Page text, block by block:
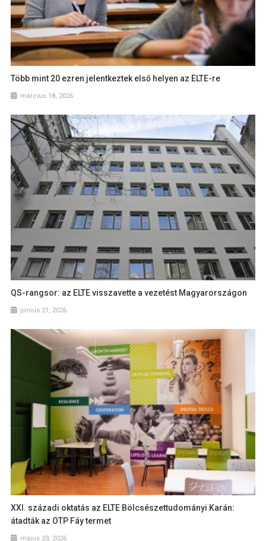
Több mint 20 ezren jelentkeztek első helyen az ELTE-re
március 18, 2026
QS-rangsor: az ELTE visszavette a vezetést Magyarországon
június 21, 2026
XXI. századi oktatás az ELTE Bölcsészettudományi Karán:
átadták az OTP Fáy termet
május 23, 2026